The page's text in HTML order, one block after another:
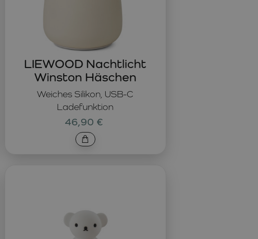
Weiches Silikon, USB-C
Ladefunktion
LIEWOOD Nachtlicht
Winston Häschen
46,90 €